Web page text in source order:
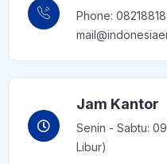
Phone:
Jam Kantor
Senin - Sabtu:
Libur)